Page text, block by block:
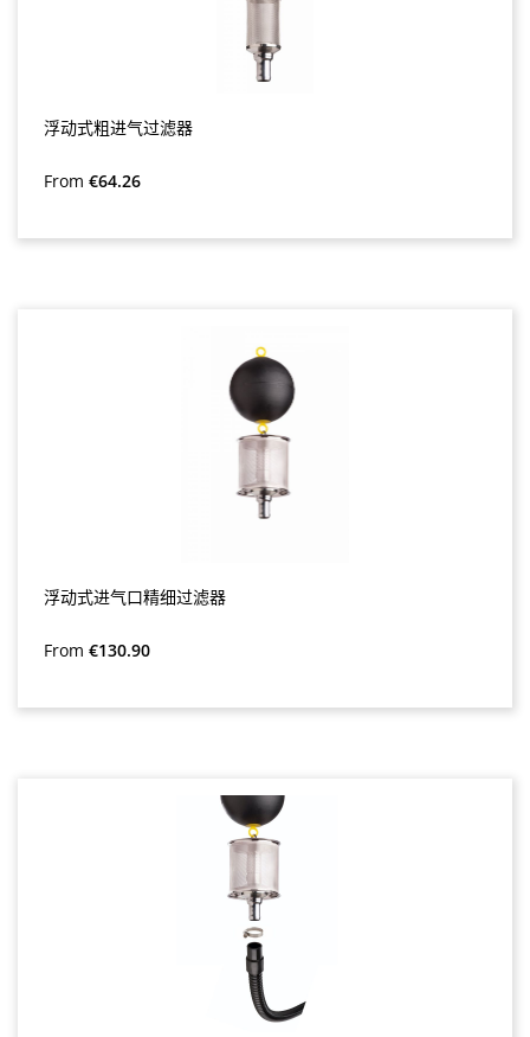
浮动式粗进气过滤器
Regular price:
From €64.26
浮动式进气口精细过滤器
Regular price:
From €130.90